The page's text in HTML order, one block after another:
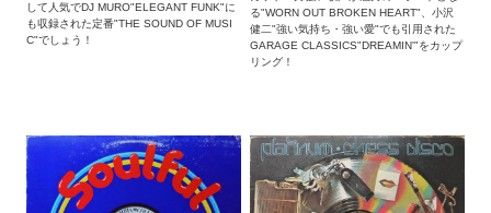
して人気でDJ MURO"ELEGANT FUNK"に
も収録された定番"THE SOUND OF MUSI
C"でしょう！
る"WORN OUT BROKEN HEART"、小沢
健二"強い気持ち・強い愛"でも引用された
GARAGE CLASSICS"DREAMIN'"をカップ
リング！